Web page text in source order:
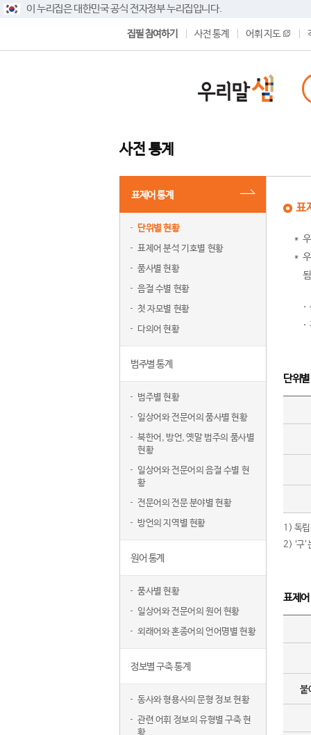
이 누리집은 대한민국 공식 전자정부 누리집입니다.
집필 참여하기 사전 통계 어휘 지도
사전 통계
표제어 통계
단위별 현황
표제어 분석 기호별 현황
품사별 현황
음절 수별 현황
첫 자모별 현황
다의어 현황
범주별 통계
범주별 현황
일상어와 전문어의 품사별 현황
북한어, 방언, 옛말 범주의 품사별
현황
일상어와 전문어의 음절 수별 현
황
전문어의 전문 분야별 현황
방언의 지역별 현황
원어 통계
품사별 현황
일상어와 전문어의 원어 현황
외래어와 혼종어의 언어명별 현황
정보별 구축 통계
동사와 형용사의 문형 정보 현황
관련 어휘 정보의 유형별 구축 현
황
표
단위
1) 독립
2) ‘구
표제
붙